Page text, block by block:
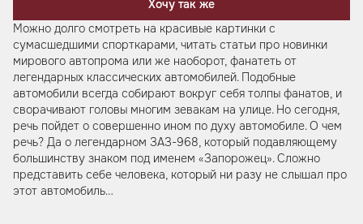
Хочу так же
Можно долго смотреть на красивые картинки с
сумасшедшими спорткарами, читать статьи про новинки
мирового автопрома или же наоборот, фанатеть от
легендарных классических автомобилей. Подобные
автомобили всегда собирают вокруг себя толпы фанатов, и
сворачивают головы многим зевакам на улице. Но сегодня,
речь пойдет о совершенно ином по духу автомобиле. О чем
речь? Да о легендарном ЗАЗ-968, который подавляющему
большинству знаком под именем «Запорожец». Сложно
представить себе человека, который ни разу не слышал про
этот автомобиль…